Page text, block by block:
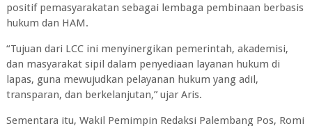
positif pemasyarakatan sebagai lembaga pembinaan berbasis
hukum dan HAM.
“Tujuan dari LCC ini menyinergikan pemerintah, akademisi,
dan masyarakat sipil dalam penyediaan layanan hukum di
lapas, guna mewujudkan pelayanan hukum yang adil,
transparan, dan berkelanjutan,” ujar Aris.
Sementara itu, Wakil Pemimpin Redaksi Palembang Pos, Romi